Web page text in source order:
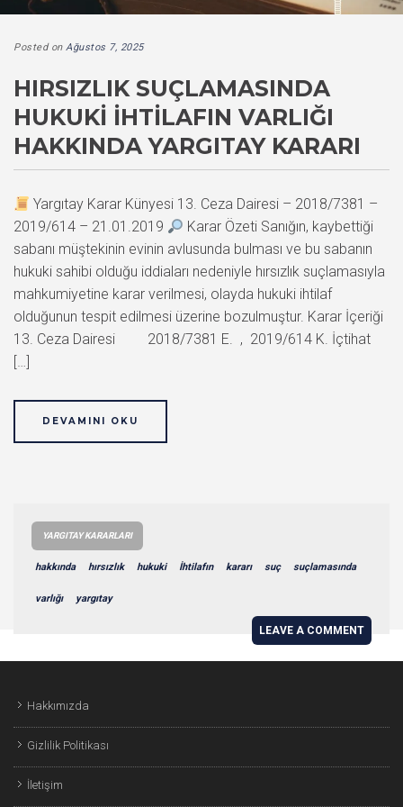
Posted on Ağustos 7, 2025
HIRSIZLIK SUÇLAMASINDA
HUKUKI İHTILAFIN VARLIĞI
HAKKINDA YARGITAY KARARI
Yargıtay Karar Künyesi 13. Ceza Dairesi – 2018/7381 –
2019/614 – 21.01.2019
Karar Özeti Sanığın, kaybettiği
sabanı müştekinin evinin avlusunda bulması ve bu sabanın
hukuki sahibi olduğu iddiaları nedeniyle hırsızlık suçlamasıyla
mahkumiyetine karar verilmesi, olayda hukuki ihtilaf
olduğunun tespit edilmesi üzerine bozulmuştur. Karar İçeriği
13. Ceza Dairesi 2018/7381 E. , 2019/614 K. İçtihat
[…]
DEVAMINI OKU
YARGITAY KARARLARI
hakkında hırsızlık hukuki İhtilafın kararı suç suçlamasında
varlığı yargıtay
LEAVE A COMMENT
Hakkımızda
Gizlilik Politikası
İletişim